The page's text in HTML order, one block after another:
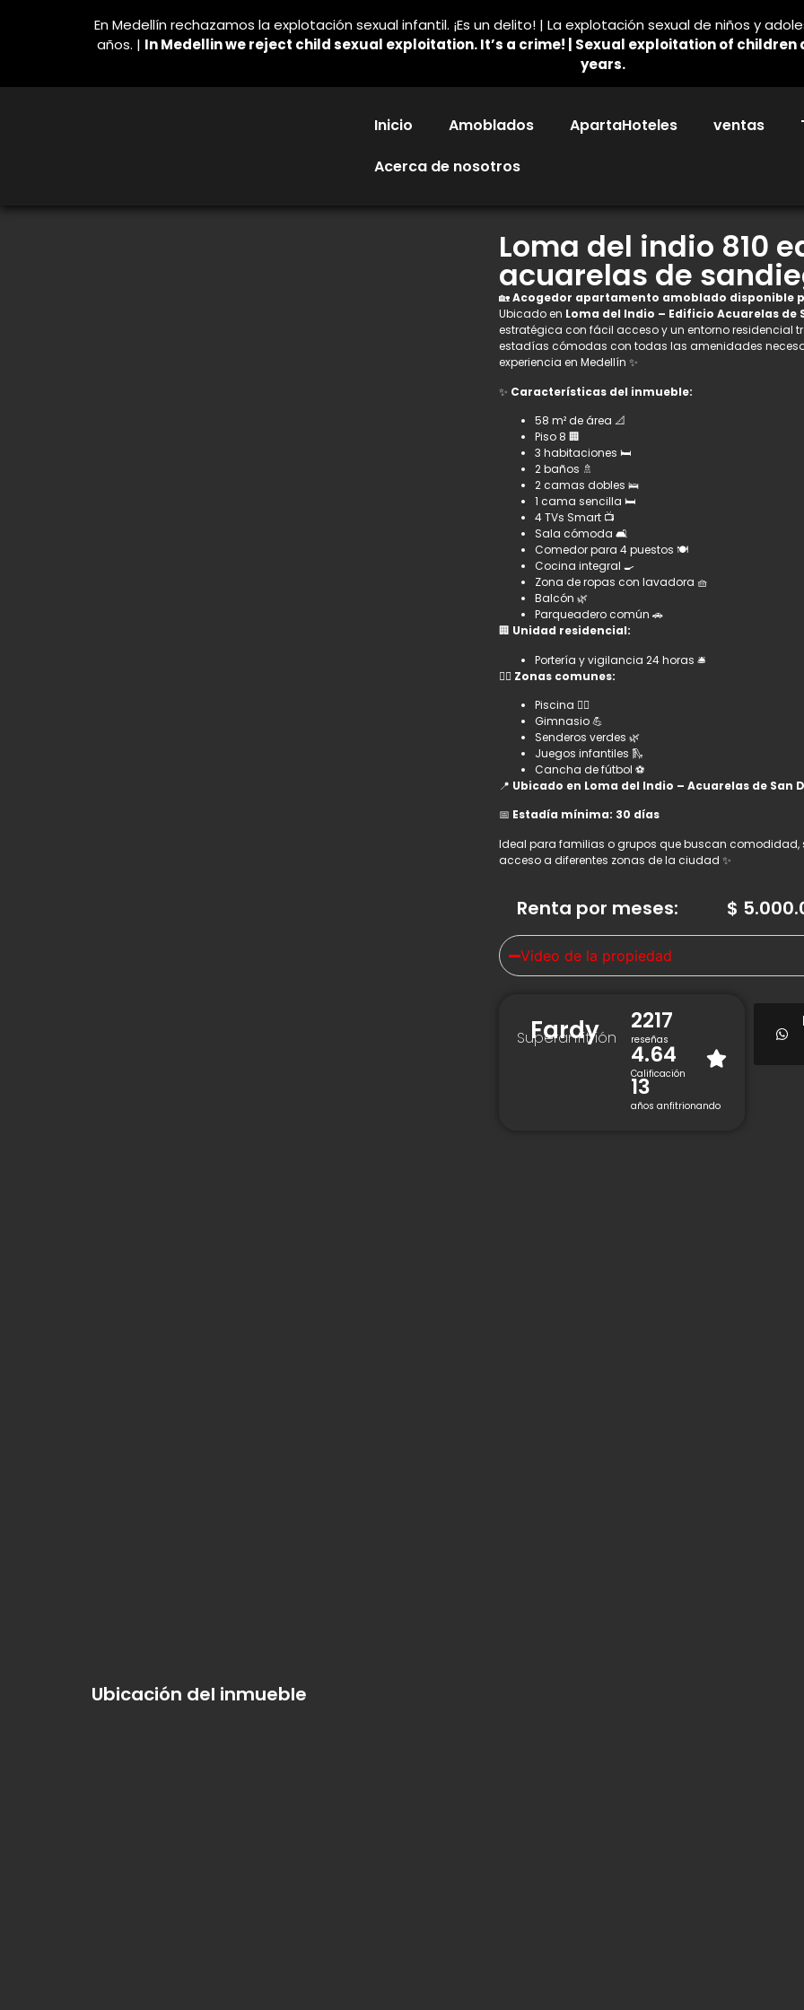
En Medellín rechazamos la explotación sexual infantil. ¡Es un delito! | La explotación sexual de niños y
años. | In Medellin we reject child sexual exploitation. It’s a crime! | Sexual exploitation of children
years.
Inicio Amoblados ApartaHoteles ventas
Acerca de nosotros
Loma del indio 810
acuarelas de
🏡Acogedor apartamento amoblado disponible
Ubicado en Loma del Indio – Edificio Acuarelas de
estratégica con fácil acceso y un entorno residencial
estadías cómodas con todas las amenidades
experiencia en Medellín ✨
✨ Características del inmueble:
58 m² de área 📐
Piso 8 🏢
3 habitaciones 🛏️
2 baños 🚿
2 camas dobles 🛌
1 cama sencilla 🛏️
4 TVs Smart 📺
Sala cómoda 🛋️
Comedor para 4 puestos 🍽️
Cocina integral 🍳
Zona de ropas con lavadora 🧺
Balcón 🌿
Parqueadero común 🚗
🏢 Unidad residencial:
Portería y vigilancia 24 horas 🛎️
🏊‍♂️ Zonas comunes:
Piscina 🏊‍♂️
Gimnasio 💪
Senderos verdes 🌿
Juegos infantiles 🛝
Cancha de fútbol ⚽
📍 Ubicado en Loma del Indio – Acuarelas de San
📅 Estadía mínima: 30 días
Ideal para familias o grupos que buscan comodidad,
acceso a diferentes zonas de la ciudad ✨
Renta por meses: $
Video de la propiedad
Fardy
Superanfitrión
2217
reseñas
4.64
Calificación
13
años anfitrionando
Ubicación del inmueble